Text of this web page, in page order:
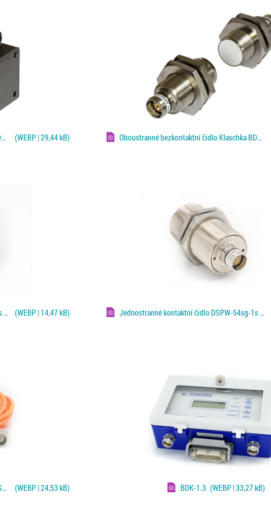
Oboustranné bezkontaktní čidlo Klaschka BDWD pro Fe/NF plechy (WEBP | 29,44 kB) Oboustranné bezkontaktní čidlo Klaschka BDWD pro Fe/NF plechy
Jednostranné kontaktní čidlo DSPW-54sg-1s pro Fe a NF plechy (WEBP | 14,47 kB) Jednostranné kontaktní čidlo DSPW-54sg-1s pro Fe a NF plechy
Kabel VLG9-2+4PS-5-1 pro připojení čidla DSPW a monitoru (WEBP | 24,53 kB) BDK-1.3 (WEBP | 33,27 kB)